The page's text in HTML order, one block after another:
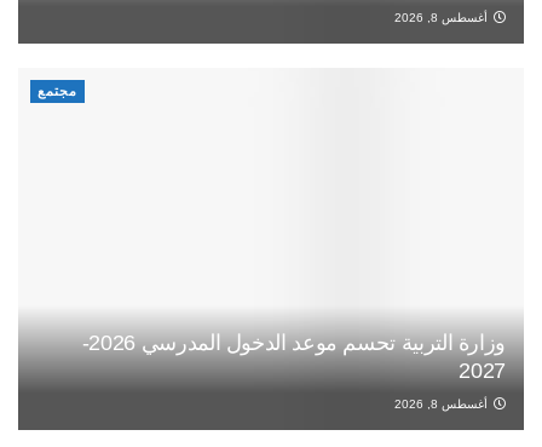
أغسطس 8, 2026
مجتمع
وزارة التربية تحسم موعد الدخول المدرسي 2026-
2027
أغسطس 8, 2026